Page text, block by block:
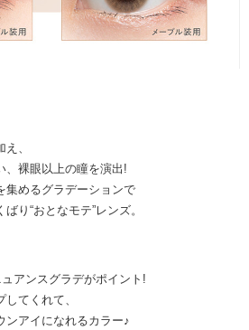
、
、裸眼以上の瞳を演出!
集めるグラデーションで
り“おとなモテ”レンズ。
アンスグラデがポイント!
てくれて、
ンアイになれるカラー♪